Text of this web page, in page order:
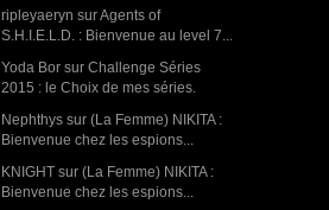
ripleyaeryn surAgents of
S.H.I.E.L.D. : Bienvenue au level 7...
Yoda Bor sur Challenge Séries
2015 : le Choix de mes séries.
Nephthys sur (La Femme) NIKITA :
Bienvenue chez les espions...
KNIGHT sur (La Femme) NIKITA :
Bienvenue chez les espions...